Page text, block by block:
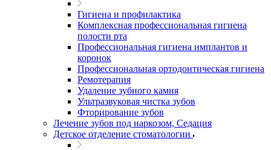
Гигиена и профилактика
Комплексная профессиональная гигиена
полости рта
Профессиональная гигиена имплантов и
коронок
Профессиональная ортодонтическая гигиена
Ремотерапия
Удаление зубного камня
Ультразвуковая чистка зубов
Фторирование зубов
Лечение зубов под наркозом, Седация
Детское отделение стоматологии